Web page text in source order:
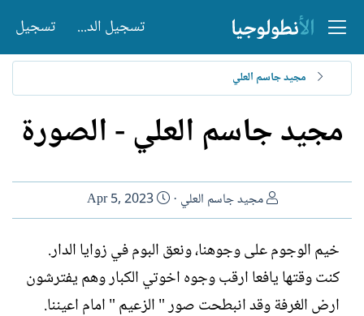
تسجيل الدخول تسجيل
مجيد جاسم العلي
مجيد جاسم العلي - الصورة
ا
ل
ا
ت
ب
مجيد جاسم العلي
ت
ا
ر
ي
خ
ا
Apr 5, 2023
خيم الوجوم على وجوهنا، ونعق البوم في زوايا الدار.
كنت وقتها يافعا ارقب وجوه اخوتي الكبار وهم يفترشون
ارض الغرفة وقد انبطحت صور " الزعيم " امام اعيننا.